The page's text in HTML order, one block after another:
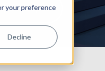
your preference
Decline
HubSpot